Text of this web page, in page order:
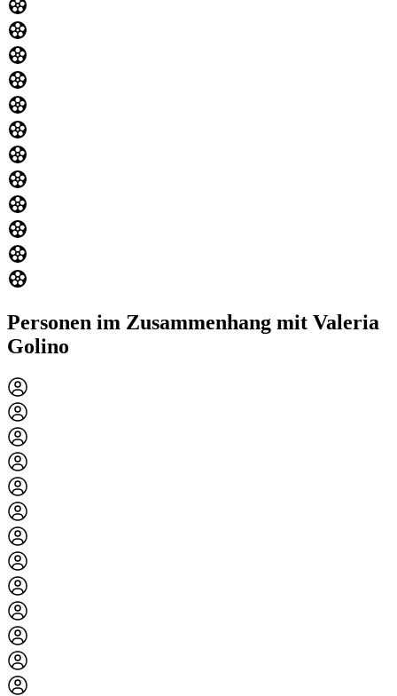
Personen im Zusammenhang mit Valeria
Golino